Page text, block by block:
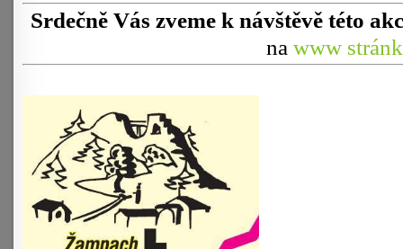
Srdečně Vás zveme k návštěvě této
na www